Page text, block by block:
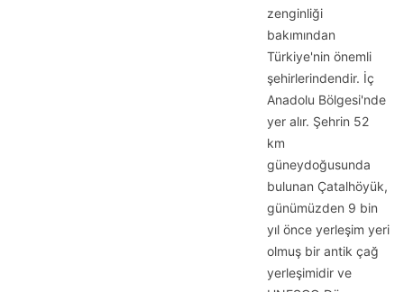
zenginliği
bakımından
Türkiye'nin önemli
şehirlerindendir. İç
Anadolu Bölgesi'nde
yer alır. Şehrin 52
km
güneydoğusunda
bulunan Çatalhöyük,
günümüzden 9 bin
yıl önce yerleşim yeri
olmuş bir antik çağ
yerleşimidir ve